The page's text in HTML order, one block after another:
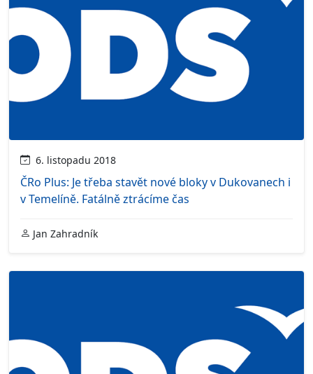
6. listopadu 2018
ČRo Plus: Je třeba stavět nové bloky v Dukovanech i
v Temelíně. Fatálně ztrácíme čas
Jan Zahradník